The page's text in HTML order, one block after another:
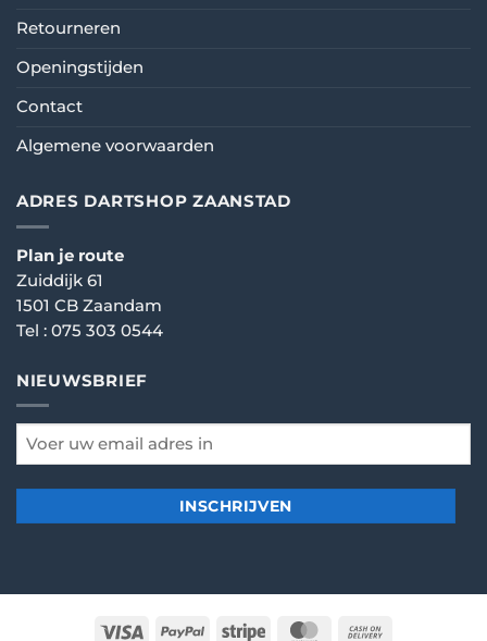
Retourneren
Openingstijden
Contact
Algemene voorwaarden
ADRES DARTSHOP ZAANSTAD
Plan je route
Zuiddijk 61
1501 CB Zaandam
Tel : 075 303 0544
NIEUWSBRIEF
email
*
Visa PayPal Stripe MasterCard